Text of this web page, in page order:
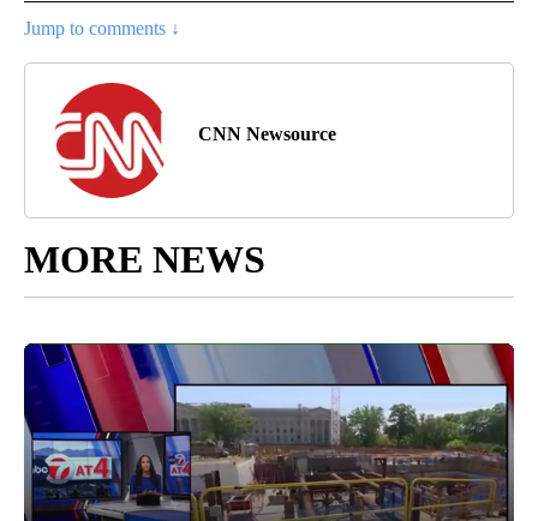
Jump to comments ↓
CNN Newsource
MORE NEWS